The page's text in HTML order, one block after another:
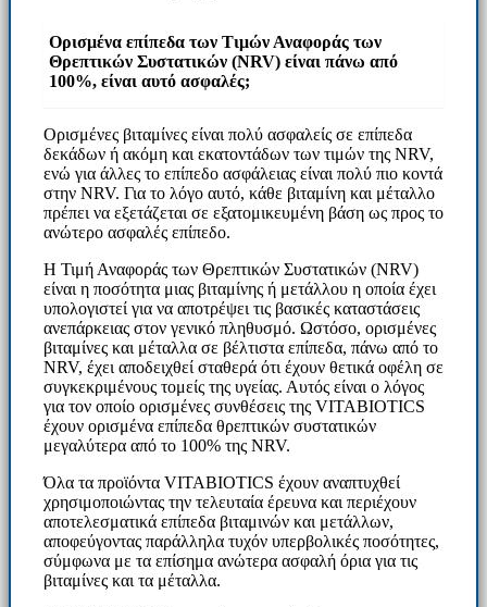
Ορισμένα επίπεδα των Τιμών Αναφοράς των
Θρεπτικών Συστατικών (NRV) είναι πάνω από
100%, είναι αυτό ασφαλές;
Ορισμένες βιταμίνες είναι πολύ ασφαλείς σε επίπεδα
δεκάδων ή ακόμη και εκατοντάδων των τιμών της NRV,
ενώ για άλλες το επίπεδο ασφάλειας είναι πολύ πιο κοντά
στην NRV. Για το λόγο αυτό, κάθε βιταμίνη και μέταλλο
πρέπει να εξετάζεται σε εξατομικευμένη βάση ως προς το
ανώτερο ασφαλές επίπεδο.
Η Τιμή Αναφοράς των Θρεπτικών Συστατικών (NRV)
είναι η ποσότητα μιας βιταμίνης ή μετάλλου η οποία έχει
υπολογιστεί για να αποτρέψει τις βασικές καταστάσεις
ανεπάρκειας στον γενικό πληθυσμό. Ωστόσο, ορισμένες
βιταμίνες και μέταλλα σε βέλτιστα επίπεδα, πάνω από το
NRV, έχει αποδειχθεί σταθερά ότι έχουν θετικά οφέλη σε
συγκεκριμένους τομείς της υγείας. Αυτός είναι ο λόγος
για τον οποίο ορισμένες συνθέσεις της VITABIOTICS
έχουν ορισμένα επίπεδα θρεπτικών συστατικών
μεγαλύτερα από το 100% της NRV.
Όλα τα προϊόντα VITABIOTICS έχουν αναπτυχθεί
χρησιμοποιώντας την τελευταία έρευνα και περιέχουν
αποτελεσματικά επίπεδα βιταμινών και μετάλλων,
αποφεύγοντας παράλληλα τυχόν υπερβολικές ποσότητες,
σύμφωνα με τα επίσημα ανώτερα ασφαλή όρια για τις
βιταμίνες και τα μέταλλα.